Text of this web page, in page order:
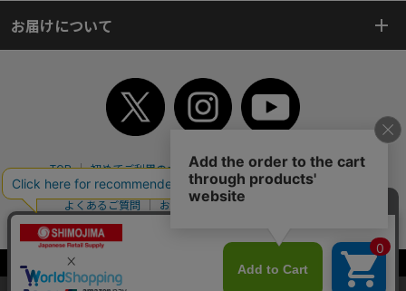
お届けについて
TOP 初めてご利用のお客様へ ご利用案内
ご利用規約
個人情報保護方針
特定商取引法
会社案内
よくあるご質問
お問い合わせ
ピンポイントサーチ
サイトマップ
Copyright© 2018 SHIMOJIMA Co.,Ltd. All Rights Reserved.